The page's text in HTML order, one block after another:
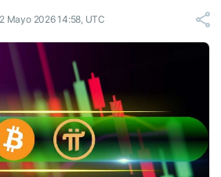
Mayo 2026 14:58, UTC